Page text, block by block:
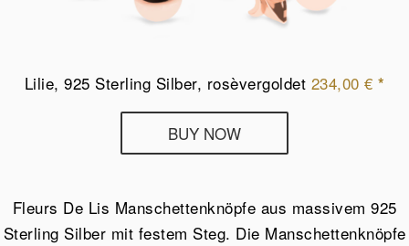
Lilie, 925 Sterling Silber, rosèvergoldet 234,00 € *
Manschettenknöpfe
De
Lis
BUY NOW
Fleurs De Lis Manschettenknöpfe aus massivem 925
Sterling Silber mit festem Steg. Die Manschettenknöpfe